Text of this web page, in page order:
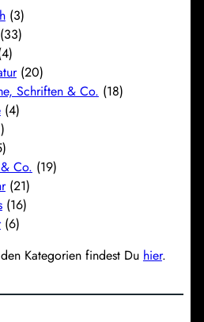
(3)
(33)
(20)
Schriften & Co. (18)
(4)
Co. (19)
(21)
(16)
(6)
Kategorien findest Du hier.